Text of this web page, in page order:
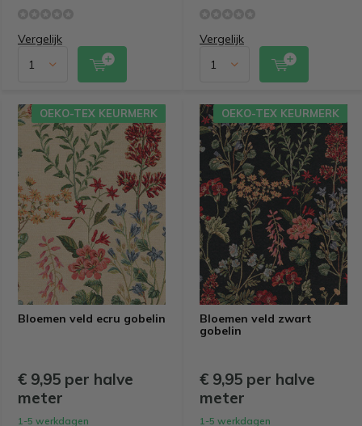
Vergelijk Vergelijk
Bloemen veld ecru gobelin
OEKO-TEX KEURMERK
€ 9,95 per halve
meter
1-5 werkdagen
Bloemen veld zwart
gobelin
OEKO-TEX KEURMERK
€ 9,95 per halve
meter
1-5 werkdagen